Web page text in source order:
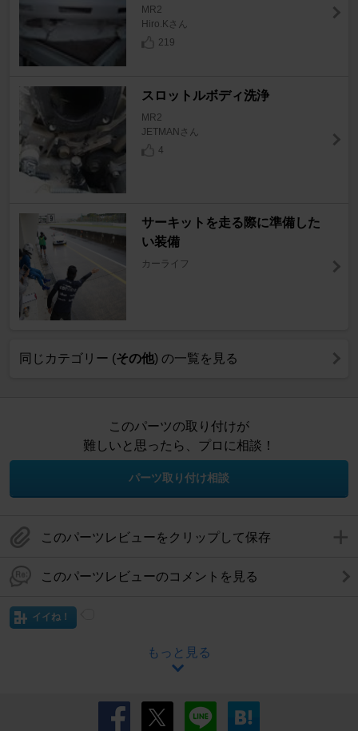
MR2
Hiro.Kさん
219
スロットルボディ洗浄
MR2
JETMANさん
4
サーキットを走る際に準備した
い装備
カーライフ
同じカテゴリー (その他) の一覧を見る
このパーツの取り付けが
難しいと思ったら、プロに相談！
パーツ取り付け相談
このパーツレビューをクリップして保存
このパーツレビューのコメントを見る
イイね！
もっと見る